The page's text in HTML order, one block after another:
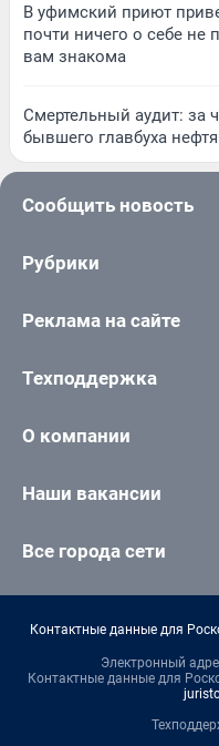
В уфимский приют
почти ничего о себе не
вам знакома
Смертельный аудит: за
бывшего главбуха
Сообщить новость
Рубрики
Реклама на сайте
Техподдержка
О компании
Наши вакансии
Все города сети
Контактные данные для
Электронный
Контактные данные для